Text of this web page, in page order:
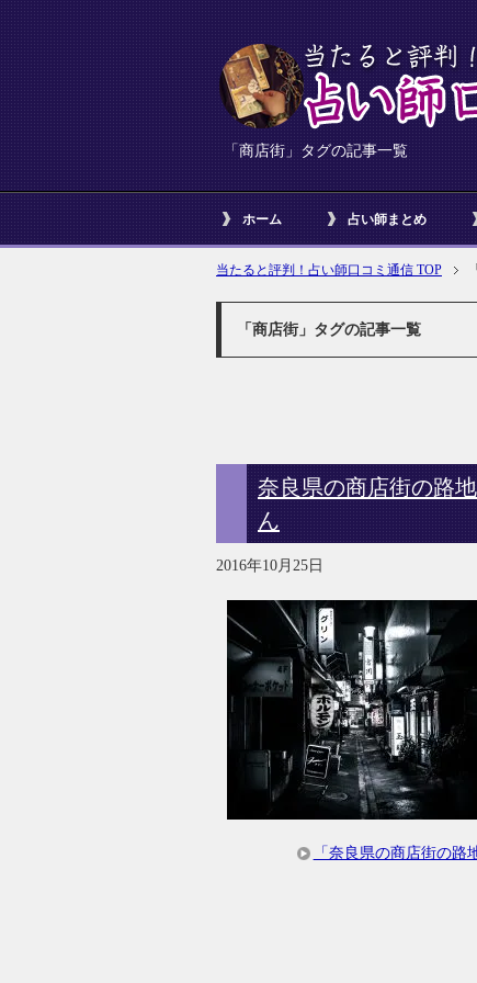
「商店街」タグの記事一覧
ホーム 占い師まとめ
当たると評判！占い師口コミ通信 TOP
「商店街」タグの記事一覧
奈良県の商店街の路
ん
2016年10月25日
「奈良県の商店街の